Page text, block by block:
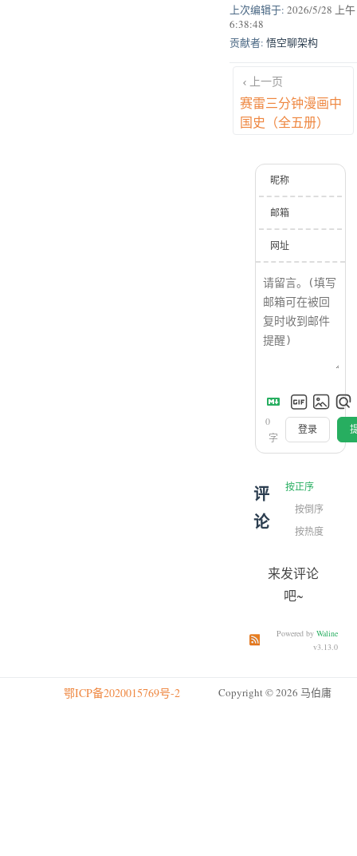
上次编辑于: 2026/5/28 上午
6:38:48
贡献者: 悟空聊架构
上一页
赛雷三分钟漫画中
国史（全五册）
昵称
邮箱
网址
0
字
登录
评
论
按正序
按倒序
按热度
来发评论
吧~
订阅本文评论 订阅本站
Powered by Waline
v3.13.0
鄂ICP备2020015769号-2 Copyright © 2026 马伯庸